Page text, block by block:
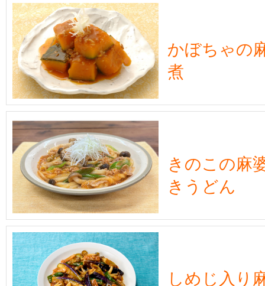
かぼちゃの
煮
きのこの麻
きうどん
しめじ入り